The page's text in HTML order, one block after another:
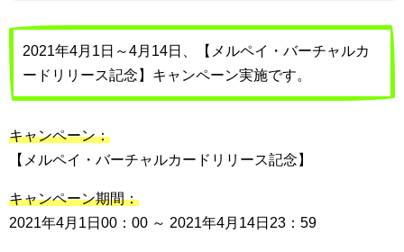
2021年4月1日～4月14日、【メルペイ・バーチャルカ
ードリリース記念】キャンペーン実施です。
キャンペーン：
【メルペイ・バーチャルカードリリース記念】
キャンペーン期間：
2021年4月1日00：00 ～ 2021年4月14日23：59